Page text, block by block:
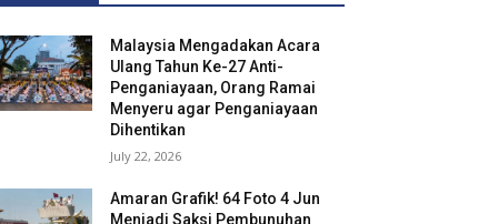
Malaysia Mengadakan Acara
Ulang Tahun Ke-27 Anti-
Penganiayaan, Orang Ramai
Menyeru agar Penganiayaan
Dihentikan
July 22, 2026
Amaran Grafik! 64 Foto 4 Jun
Menjadi Saksi Pembunuhan